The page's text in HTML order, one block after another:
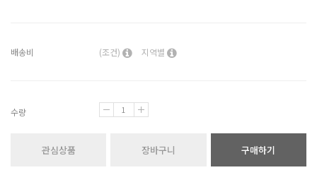
배송비 (조건) 지역별
수량
관심상품 장바구니 구매하기